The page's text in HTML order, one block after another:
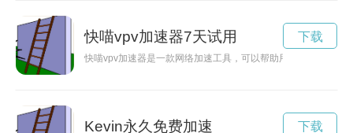
快喵vpv加速器7天试用
快喵vpv加速器是一款网络加速工具，可以帮助用户在不同网络
下载
Kevin永久免费加速 下载